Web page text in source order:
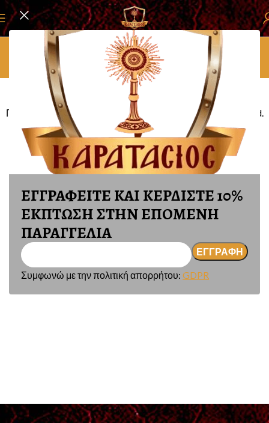
ΕΓΓΡΑΦΕΙΤΕ ΚΑΙ ΚΕΡΔΙΣΤΕ 10%
ΕΚΠΤΩΣΗ ΣΤΗΝ ΕΠΟΜΕΝΗ
ΠΑΡΑΓΓΕΛΙΑ
Συμφωνώ με την πολιτική απορρήτου: GDPR
ΤΡΟΠΟΙ ΠΛΗΡΩΜΗΣ
ΤΡΟΠΟΙ ΠΛΗΡΩΜΗΣ
Δεχόμαστε πληρωμές με τους εξής τρόπους:
Πληρωμή με πιστωτική – χρεωστική κάρτα, Visa – Mastercard.
Πληρωμή με paypal
Πληρωμή με αντικαταβολή + 2.50 ευρώ.
Και φυσικά μπορείτε να κάνετε και τηλεφωνικές παραγγελίες
στο : 2431039975 και 6947328986